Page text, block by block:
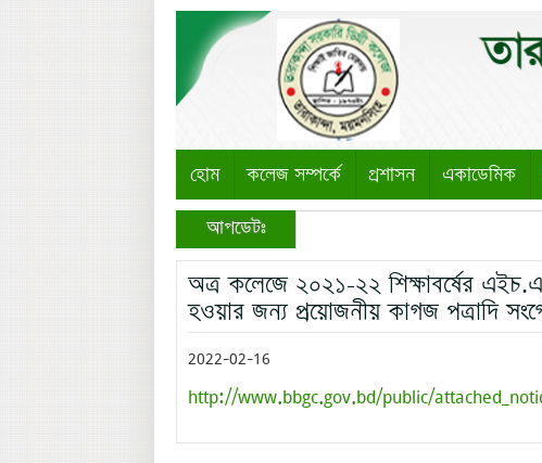
হোম কলেজ সম্পর্কে প্রশাসন একাডেমিক
আপডেটঃ
অত্র কলেজে ২০২১-২২ শিক্ষাবর্ষের
হওয়ার জন্য প্রয়োজনীয় কাগজ পত্রাদি
2022-02-16
http://www.bbgc.gov.bd/public/